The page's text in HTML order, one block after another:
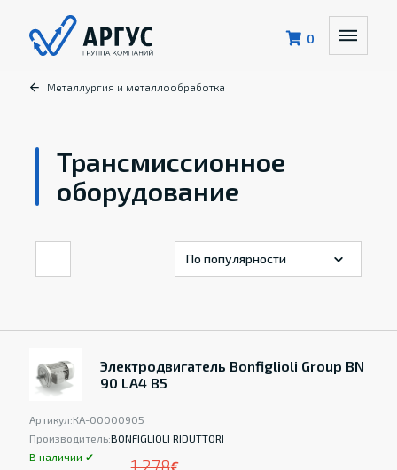
0
Металлургия и металлообработка
Трансмиссионное
оборудование
Электродвигатель Bonfiglioli Group BN
90 LA4 B5
Артикул:КА-00000905
Производитель:BONFIGLIOLI RIDUTTORI
В наличии ✔
1,278€